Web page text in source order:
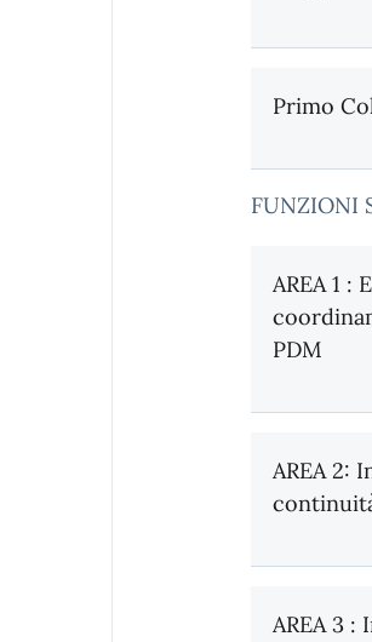
Primo
FUNZIONI
AREA 1 :
PDM
AREA 2:
AREA 3